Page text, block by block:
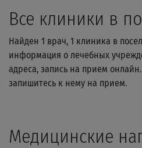
Все клиники в
Найден 1 врач, 1 клиника в
информация о лечебных
адреса, запись на прием
запишитесь к нему на прием.
Медицинские